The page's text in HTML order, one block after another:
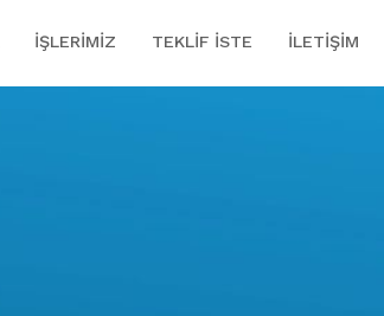
İŞLERIMIZ TEKLIF İSTE İLETIŞIM